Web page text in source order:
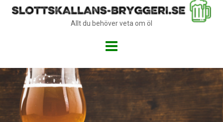
Allt du behöver veta om öl
to
content